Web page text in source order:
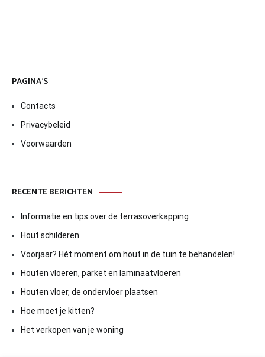
PAGINA’S
Contacts
Privacybeleid
Voorwaarden
RECENTE BERICHTEN
Informatie en tips over de terrasoverkapping
Hout schilderen
Voorjaar? Hét moment om hout in de tuin te behandelen!
Houten vloeren, parket en laminaatvloeren
Houten vloer, de ondervloer plaatsen
Hoe moet je kitten?
Het verkopen van je woning